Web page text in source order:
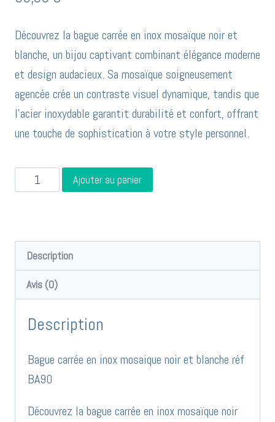
Découvrez la bague carrée en inox mosaïque noir et
blanche, un bijou captivant combinant élégance moderne
et design audacieux. Sa mosaïque soigneusement
agencée crée un contraste visuel dynamique, tandis que
l’acier inoxydable garantit durabilité et confort, offrant
une touche de sophistication à votre style personnel.
quantité
de
inox
mosaique
blanche
Ajouter au panier
Description
Avis (0)
Description
Bague carrée en inox mosaique noir et blanche réf
BA90
Découvrez la bague carrée en inox mosaïque noir